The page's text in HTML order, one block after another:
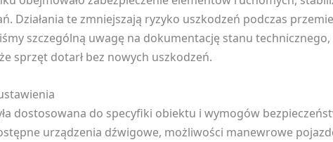
Działania te zmniejszają ryzyko uszkodzeń podczas
szczególną uwagę na dokumentację stanu technicznego,
sprzęt dotarł bez nowych uszkodzeń.
dostosowana do specyfiki obiektu i wymogów
urządzenia dźwigowe, możliwości manewrowe